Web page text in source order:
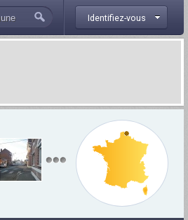
Identifiez-vous